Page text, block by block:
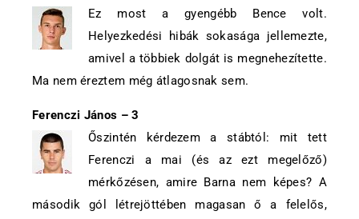
Ez most a gyengébb Bence volt.
Helyezkedési hibák sokasága jellemezte,
amivel a többiek dolgát is megnehezítette.
Ma nem éreztem még átlagosnak sem.
Ferenczi János – 3
Őszintén kérdezem a stábtól: mit tett
Ferenczi a mai (és az ezt megelőző)
mérkőzésen, amire Barna nem képes? A
második gól létrejöttében magasan ő a felelős,